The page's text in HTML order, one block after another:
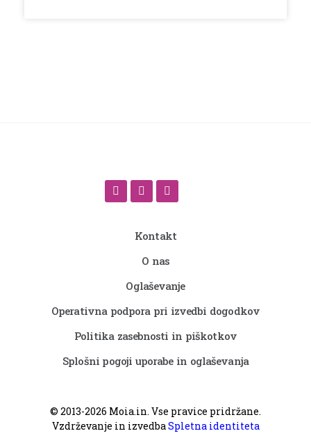
Kontakt
O nas
Oglaševanje
Operativna podpora pri izvedbi dogodkov
Politika zasebnosti in piškotkov
Splošni pogoji uporabe in oglaševanja
© 2013-2026 Moia.in. Vse pravice pridržane.
Vzdrževanje in izvedbaSpletna identiteta